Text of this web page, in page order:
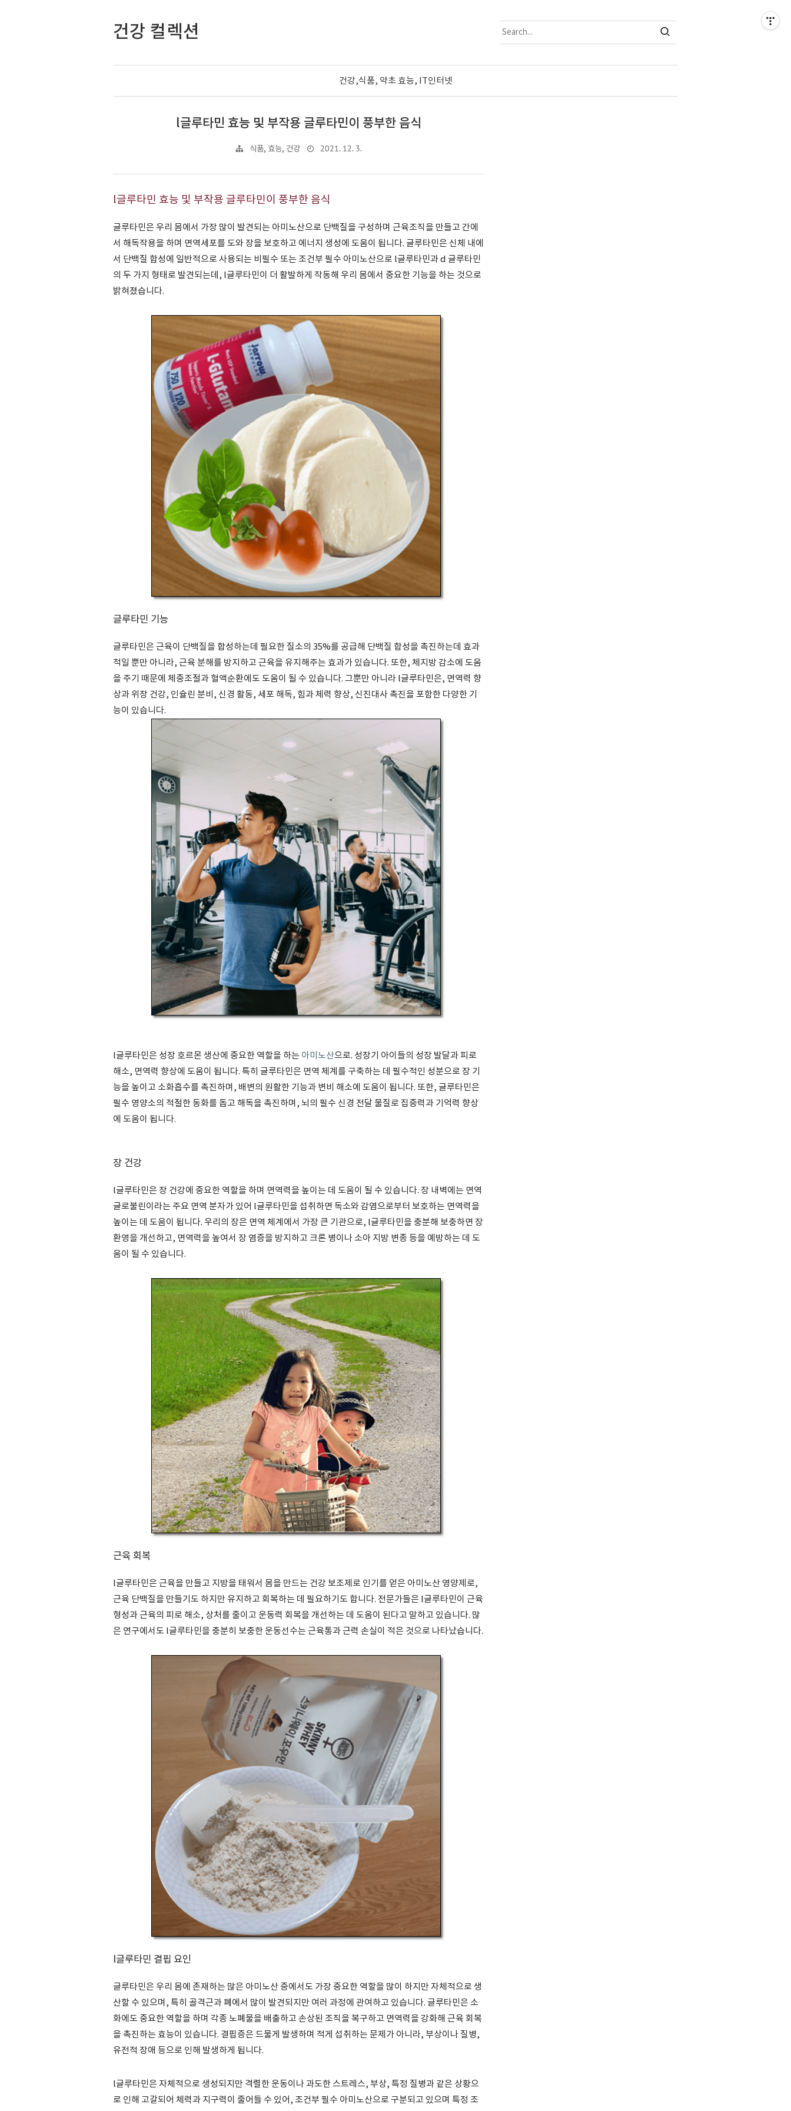
건강 컬렉션
건강,식품, 약초 효능, IT인터넷
l글루타민 효능 및 부작용 글루타민이 풍부한 음식
식품, 효능, 건강 2021. 12. 3.
l글루타민 효능 및 부작용 글루타민이 풍부한 음식
글루타민은 우리 몸에서 가장 많이 발견되는 아미노산으로 단백질을 구성하며 근육조직을 만들고 간에
서 해독작용을 하며 면역세포를 도와 장을 보호하고 에너지 생성에 도움이 됩니다. 글루타민은 신체 내에
서 단백질 합성에 일반적으로 사용되는 비필수 또는 조건부 필수 아미노산으로 l글루타민과 d 글루타민
의 두 가지 형태로 발견되는데, l글루타민이 더 활발하게 작동해 우리 몸에서 중요한 기능을 하는 것으로
밝혀졌습니다.
글루타민 기능
글루타민은 근육이 단백질을 합성하는데 필요한 질소의 35%를 공급해 단백질 합성을 촉진하는데 효과
적일 뿐만 아니라, 근육 분해를 방지하고 근육을 유지해주는 효과가 있습니다. 또한, 체지방 감소에 도움
을 주기 때문에 체중조절과 혈액순환에도 도움이 될 수 있습니다. 그뿐만 아니라 l글루타민은, 면역력 향
상과 위장 건강, 인슐린 분비, 신경 활동, 세포 해독, 힘과 체력 향상, 신진대사 촉진을 포함한 다양한 기
능이 있습니다.
l글루타민은 성장 호르몬 생산에 중요한 역할을 하는 아미노산으로. 성장기 아이들의 성장 발달과 피로
해소, 면역력 향상에 도움이 됩니다. 특히 글루타민은 면역 체계를 구축하는 데 필수적인 성분으로 장 기
능을 높이고 소화흡수를 촉진하며, 배변의 원활한 기능과 변비 해소에 도움이 됩니다. 또한, 글루타민은
필수 영양소의 적절한 동화를 돕고 해독을 촉진하며, 뇌의 필수 신경 전달 물질로 집중력과 기억력 향상
에 도움이 됩니다.
장 건강
l글루타민은 장 건강에 중요한 역할을 하며 면역력을 높이는 데 도움이 될 수 있습니다. 장 내벽에는 면역
글로불린이라는 주요 면역 분자가 있어 l글루타민을 섭취하면 독소와 감염으로부터 보호하는 면역력을
높이는 데 도움이 됩니다. 우리의 장은 면역 체계에서 가장 큰 기관으로, l글루타민을 충분해 보충하면 장
환영을 개선하고, 면역력을 높여서 장 염증을 방지하고 크론 병이나 소아 지방 변종 등을 예방하는 데 도
움이 될 수 있습니다.
근육 회복
l글루타민은 근육을 만들고 지방을 태워서 몸을 만드는 건강 보조제로 인기를 얻은 아미노산 영양제로,
근육 단백질을 만들기도 하지만 유지하고 회복하는 데 필요하기도 합니다. 전문가들은 l글루타민이 근육
형성과 근육의 피로 해소, 상처를 줄이고 운동력 회복을 개선하는 데 도움이 된다고 말하고 있습니다. 많
은 연구에서도 l글루타민을 충분히 보충한 운동선수는 근육통과 근력 손실이 적은 것으로 나타났습니다.
l글루타민 결핍 요인
글루타민은 우리 몸에 존재하는 많은 아미노산 중에서도 가장 중요한 역할을 많이 하지만 자체적으로 생
산할 수 있으며, 특히 골격근과 폐에서 많이 발견되지만 여러 과정에 관여하고 있습니다. 글루타민은 소
화에도 중요한 역할을 하며 각종 노폐물을 배출하고 손상된 조직을 복구하고 면역력을 강화해 근육 회복
을 촉진하는 효능이 있습니다. 결핍증은 드물게 발생하며 적게 섭취하는 문제가 아니라, 부상이나 질병,
유전적 장애 등으로 인해 발생하게 됩니다.
l글루타민은 자체적으로 생성되지만 격렬한 운동이나 과도한 스트레스, 부상, 특정 질병과 같은 상황으
로 인해 고갈되어 체력과 지구력이 줄어들 수 있어, 조건부 필수 아미노산으로 구분되고 있으며 특정 조